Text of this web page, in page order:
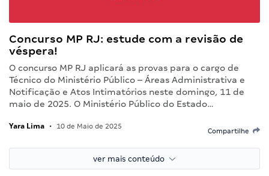
Concurso MP RJ: estude com a revisão de
véspera!
O concurso MP RJ aplicará as provas para o cargo de
Técnico do Ministério Público – Áreas Administrativa e
Notificação e Atos Intimatórios neste domingo, 11 de
maio de 2025. O Ministério Público do Estado…
Yara Lima • 10 de Maio de 2025
Compartilhe
ver mais conteúdo